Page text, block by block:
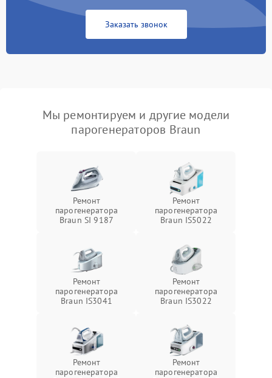
Заказать звонок
Мы ремонтируем и другие модели
парогенераторов Braun
Ремонт
парогенератора
Braun SI 9187
Ремонт
парогенератора
Braun IS5022
Ремонт
парогенератора
Braun IS3041
Ремонт
парогенератора
Braun IS3022
Ремонт
парогенератора
Ремонт
парогенератора